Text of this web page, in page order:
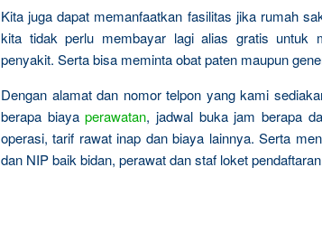
Kita juga dapat memanfaatkan fasilitas jika rumah
kita tidak perlu membayar lagi alias gratis untuk
penyakit. Serta bisa meminta obat paten maupun
Dengan alamat dan nomor telpon yang kami
berapa biayaperawatan, jadwal buka jam berapa
operasi, tarif rawat inap dan biaya lainnya. Serta
dan NIP baik bidan, perawat dan staf loket